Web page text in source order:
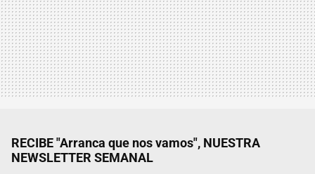
RECIBE "Arranca que nos vamos", NUESTRA
NEWSLETTER SEMANAL